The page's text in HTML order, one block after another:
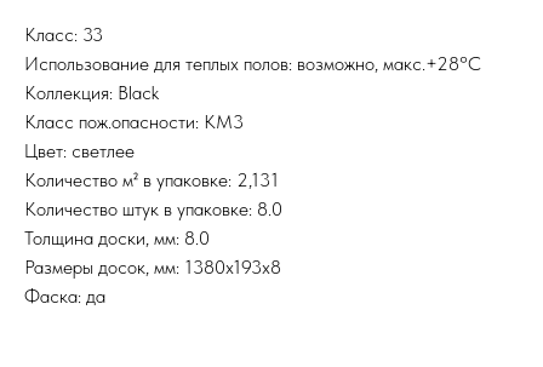
Класс: 33
Использование для теплых полов: возможно, макс.+28°С
Коллекция: Black
Класс пож.опасности: КМ3
Цвет: светлее
Количество м² в упаковке: 2,131
Количество штук в упаковке: 8.0
Толщина доски, мм: 8.0
Размеры досок, мм: 1380х193х8
Фаска: да